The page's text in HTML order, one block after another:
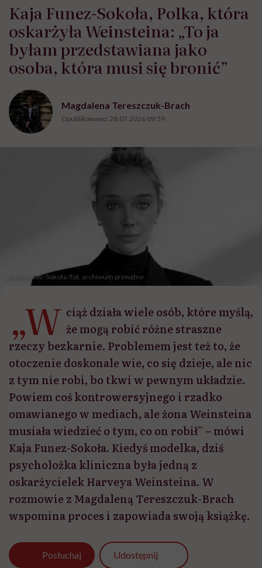
Kaja Funez-Sokoła, Polka, która
oskarżyła Weinsteina: „To ja
byłam przedstawiana jako
osoba, która musi się bronić”
Magdalena Tereszczuk-Brach
Opublikowano: 28.07.2026 09:59
Kaja Funez-Sokoła /fot. archiwum prywatne
„W ciąż działa wiele osób, które myślą,
że mogą robić różne straszne
rzeczy bezkarnie. Problemem jest też to, że
otoczenie doskonale wie, co się dzieje, ale nic
z tym nie robi, bo tkwi w pewnym układzie.
Powiem coś kontrowersyjnego i rzadko
omawianego w mediach, ale żona Weinsteina
musiała wiedzieć o tym, co on robił” – mówi
Kaja Funez-Sokoła. Kiedyś modelka, dziś
psycholożka kliniczna była jedną z
oskarżycielek Harveya Weinsteina. W
rozmowie z Magdaleną Tereszczuk-Brach
wspomina proces i zapowiada swoją książkę.
Posłuchaj Udostępnij